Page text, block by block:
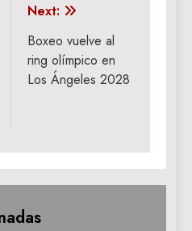
Next:
Boxeo vuelve al
ring olímpico en
Los Ángeles 2028